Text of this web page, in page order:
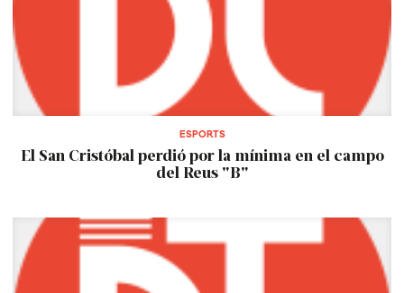
ESPORTS
El San Cristóbal perdió por la mínima en el campo
del Reus "B"